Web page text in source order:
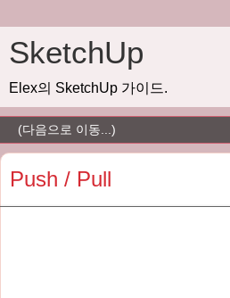
SketchUp
Elex의 SketchUp 가이드.
Push / Pull